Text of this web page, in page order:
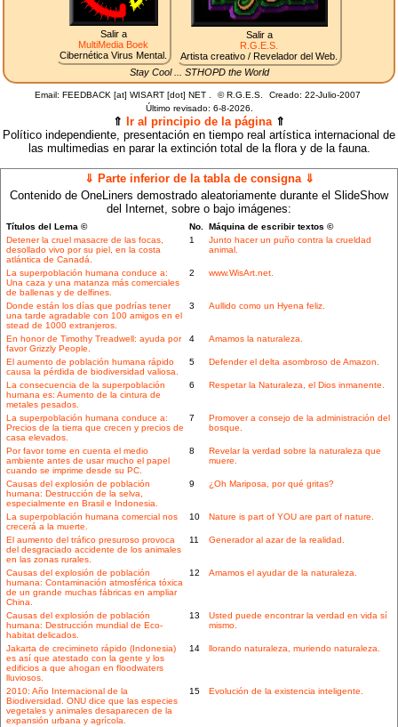
Salir a
MultiMedia Boek
Cibernética Virus Mental.
Salir a
R.G.E.S.
Artista creativo / Revelador del Web.
Stay Cool ... STHOPD the World
Email: FEEDBACK [at] WISART [dot] NET . ©R.G.E.S.
Creado: 22-Julio-2007
Último revisado: 6-8-2026.
⇑ Ir al principio de la página⇑
Político independiente, presentación en tiempo real artística internacional de
las multimedias en parar la extinción total de la flora y de la fauna.
⇓ Parte inferior de la tabla de consigna ⇓
Contenido de OneLiners demostrado aleatoriamente durante el SlideShow
del Internet, sobre o bajo imágenes:
Títulos del Lema © No. Máquina de escribir textos ©
Detener la cruel masacre de las focas,
desollado vivo por su piel, en la costa
atlántica de Canadá.
1
Junto hacer un puño contra la crueldad
animal.
La superpoblación humana conduce a:
Una caza y una matanza más comerciales
de ballenas y de delfines.
2 www.WisArt.net.
Donde están los días que podrías tener
una tarde agradable con 100 amigos en el
stead de 1000 extranjeros.
3 Aullido como un Hyena feliz.
En honor de Timothy Treadwell: ayuda por
favor Grizzly People.
4 Amamos la naturaleza.
El aumento de población humana rápido
causa la pérdida de biodiversidad valiosa.
5 Defender el delta asombroso de Amazon.
La consecuencia de la superpoblación
humana es: Aumento de la cintura de
metales pesados.
6 Respetar la Naturaleza, el Dios inmanente.
La superpoblación humana conduce a:
Precios de la tierra que crecen y precios de
casa elevados.
7
Promover a consejo de la administración del
bosque.
Por favor tome en cuenta el medio
ambiente antes de usar mucho el papel
cuando se imprime desde su PC.
8
Revelar la verdad sobre la naturaleza que
muere.
Causas del explosión de población
humana: Destrucción de la selva,
especialmente en Brasil e Indonesia.
9 ¿Oh Mariposa, por qué gritas?
La superpoblación humana comercial nos
crecerá a la muerte.
10 Nature is part of YOU are part of nature.
El aumento del tráfico presuroso provoca
del desgraciado accidente de los animales
en las zonas rurales.
11 Generador al azar de la realidad.
Causas del explosión de población
humana: Contaminación atmosférica tóxica
de un grande muchas fábricas en ampliar
China.
12 Amamos el ayudar de la naturaleza.
Causas del explosión de población
humana: Destrucción mundial de Eco-
habitat delicados.
13
Usted puede encontrar la verdad en vida sí
mismo.
Jakarta de crecimineto rápido (Indonesia)
es así que atestado con la gente y los
edificios a que ahogan en floodwaters
lluviosos.
14 llorando naturaleza, muriendo naturaleza.
2010: Año Internacional de la
Biodiversidad. ONU dice que las especies
vegetales y animales desaparecen de la
expansión urbana y agrícola.
15 Evolución de la existencia inteligente.